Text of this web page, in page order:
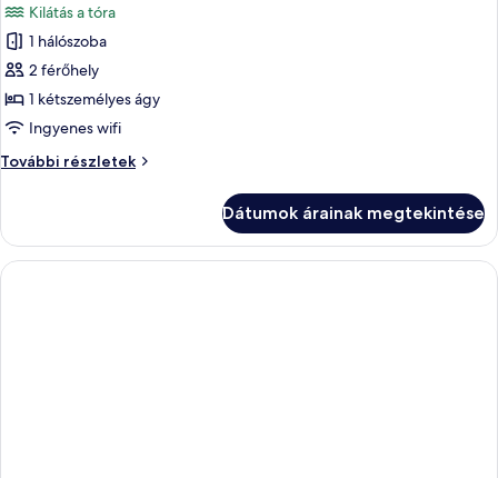
összes
képének
megtekintése:
Junior
stúdió
lakosztály,
1
ágy,
kilátással
a
Kilátás a tóra
1 hálószoba
2 férőhely
1 kétszemélyes ágy
Ingyenes wifi
További részletek
Junior
kétszemélyes
ágy,
kilátással
Dátumok árainak megtekintése